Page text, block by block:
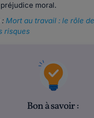
moral.
: Mort au travail : le rôle
risques
Bon à savoir :